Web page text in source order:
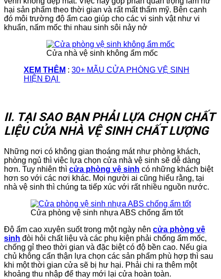
hại sản phẩm theo thời gian và rất mất thẩm mỹ. Bên cạnh
đó môi trường độ ẩm cao giúp cho các vi sinh vật như vi
khuẩn, nấm mốc thi nhau sinh sôi nảy nở
Cửa nhà vệ sinh không ẩm mốc
XEM THÊM : 30+ MẪU CỬA PHÒNG VỆ SINH
HIỆN ĐẠI
II. TẠI SAO BẠN PHẢI LỰA CHỌN CHẤT
LIỆU CỬA NHÀ VỆ SINH CHẤT LƯỢNG
Những nơi có không gian thoáng mát như phòng khách,
phòng ngủ thì việc lựa chọn cửa nhà vệ sinh sẽ dễ dàng
hơn. Tuy nhiên thì cửa phòng vệ sinh có những khách biệt
hơn so với các nơi khác. Mọi người ai cũng hiểu rằng, tại
nhà vệ sinh thì chúng ta tiếp xúc với rất nhiều nguồn nước.
Cửa phòng vệ sinh nhựa ABS chống ẩm tốt
Độ ẩm cao xuyên suốt trong một ngày nên cửa phòng vệ
sinh đòi hỏi chất liệu và các phụ kiện phải chống ẩm mốc,
chống gỉ theo thời gian và đặc biệt có độ bền cao. Nếu gia
chủ không cẩn thận lựa chọn các sản phẩm phù hợp thì sau
khi một thời gian cửa sẽ bị hư hại. Phải chi ra thêm một
khoảng thu nhập để thay mới lại cửa hoàn toàn.